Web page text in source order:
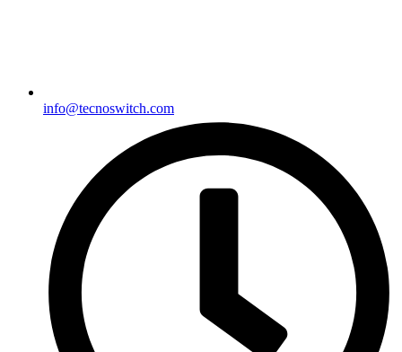
info@tecnoswitch.com